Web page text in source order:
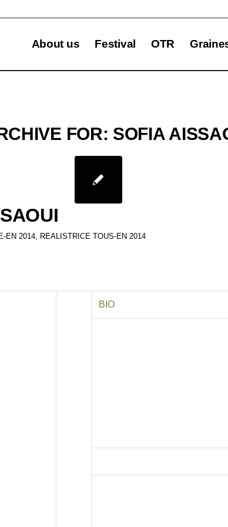
About us Festival OTR
FOR: SOFIA
EN 2014, REALISTRICE TOUS-EN 2014
BIO